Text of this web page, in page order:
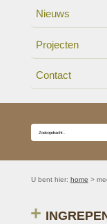
Nieuws
Projecten
Contact
U bent hier: home >